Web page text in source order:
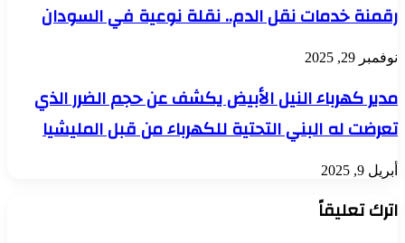
رقمنة خدمات نقل الدم.. نقلة نوعية في السودان
نوفمبر 29, 2025
مدير كهرباء النيل الأبيض يكشف عن حجم الضرر الذي
تعرضت له البني التحتية للكهرباء من قبل المليشيا
أبريل 9, 2025
اترك تعليقاً